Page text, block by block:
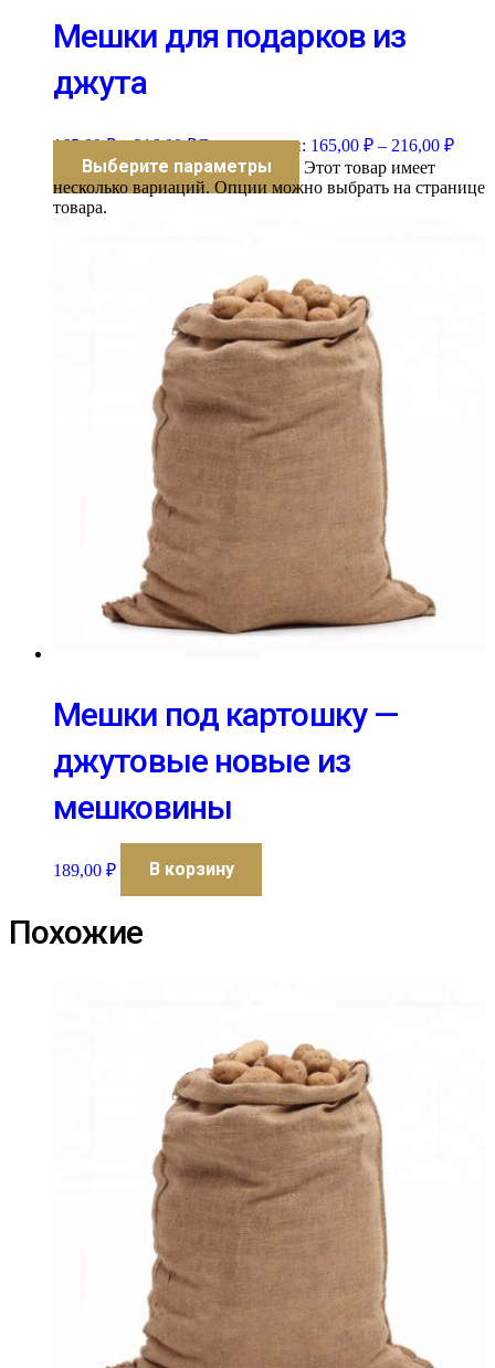
Мешки для подарков из
джута
165,00₽ – 216,00₽Диапазон цен: 165,00 ₽ – 216,00 ₽
Выберите параметры
Этот товар имеет
несколько вариаций. Опции можно выбрать на странице
товара.
Мешки под картошку —
джутовые новые из
мешковины
189,00 ₽ В корзину
Похожие